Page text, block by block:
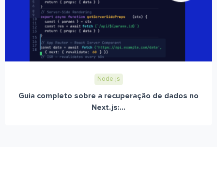
Node.js
Guia completo sobre a recuperação de dados no
Next.js:...